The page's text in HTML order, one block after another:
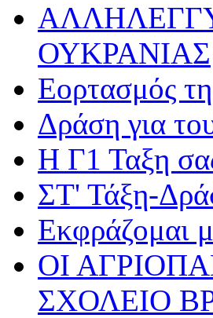
ΟΥΚΡΑΝΙΑΣ
Εορτασμός
Δράση για
Η Γ1 Ταξη
ΣΤ' Τάξη-
Εκφράζομαι
ΟΙ
ΣΧΟΛΕΙΟ